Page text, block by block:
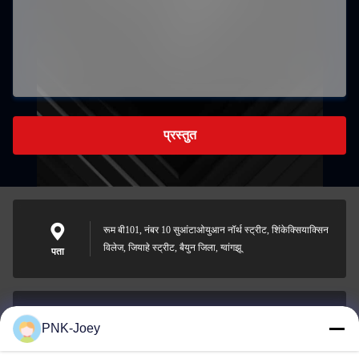
प्रस्तुत
पता
रूम बी101, नंबर 10 सुआंटाओयुआन नॉर्थ स्ट्रीट, शिंकेक्सियाक्सिन
विलेज, जियाहे स्ट्रीट, बैयुन जिला, ग्वांगझू
PNK-Joey